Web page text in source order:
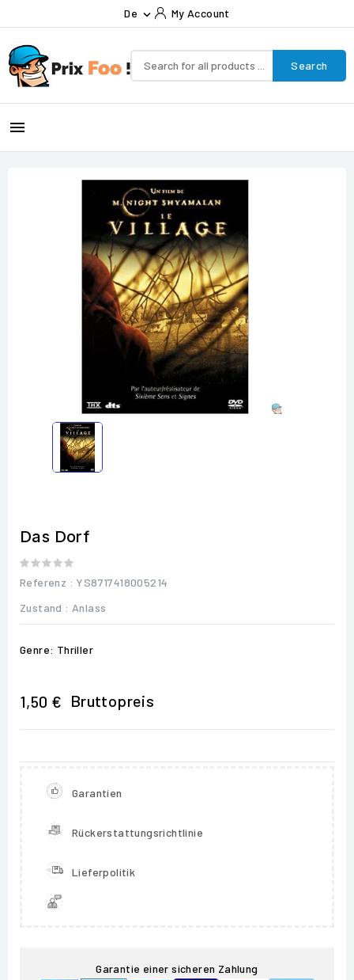
De  My Account
Search

Das Dorf
Referenz : YS8717418005214
Zustand : Anlass
Genre: Thriller
1,50 € Bruttopreis
Garantien
Rückerstattungsrichtlinie
Lieferpolitik
Garantie einer sicheren Zahlung